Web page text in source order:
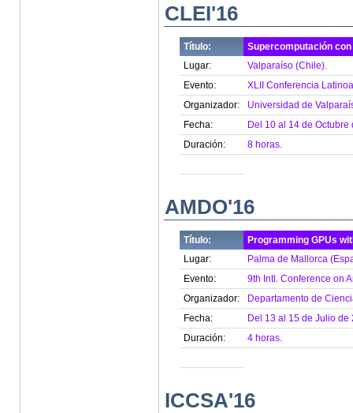
CLEI'16
Título:
Supercomputación
Lugar:
Valparaíso (Chile).
Evento:
XLII Conferencia
Organizador:
Universidad de
Fecha:
Del 10 al 14 de Octubre
Duración:
8 horas.
AMDO'16
Título:
Programming GPUs
Lugar:
Palma de Mallorca
Evento:
9th Intl. Conference on
Organizador:
Departamento de
Fecha:
Del 13 al 15 de Julio de
Duración:
4 horas.
ICCSA'16